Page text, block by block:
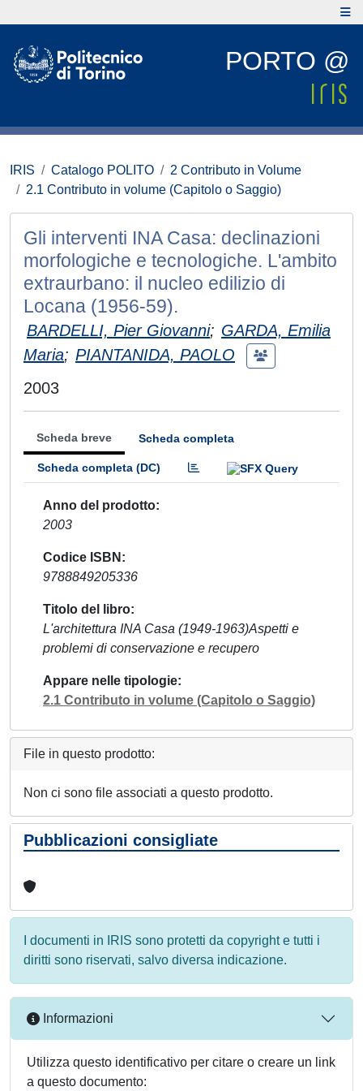
PORTO @
IRIS Catalogo POLITO
2 Contributo in Volume
2.1 Contributo in volume (Capitolo o Saggio)
Gli interventi INA Casa: declinazioni
morfologiche e tecnologiche. L'ambito
extraurbano: il nucleo edilizio di
Locana (1956-59).
BARDELLI, Pier Giovanni; GARDA, Emilia
Maria; PIANTANIDA, PAOLO
2003
Scheda breve Scheda completa
Scheda completa (DC)
Anno del prodotto
2003
Codice ISBN
9788849205336
Titolo del libro
L'architettura INA Casa (1949-1963)Aspetti e
problemi di conservazione e recupero
Appare nelle tipologie
2.1 Contributo in volume (Capitolo o Saggio)
File in questo prodotto:
Non ci sono file associati a questo prodotto.
Pubblicazioni consigliate
I documenti in IRIS sono protetti da copyright e tutti i
diritti sono riservati, salvo diversa indicazione.
Informazioni
Utilizza questo identificativo per citare o creare un link
a questo documento: